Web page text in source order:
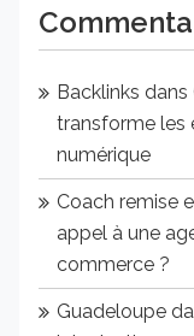
Backlinks dans
transforme les
numérique
Coach remise
appel à une
commerce ?
Guadeloupe